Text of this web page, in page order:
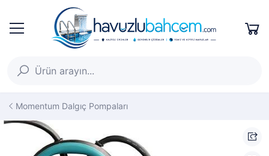
Momentum Dalgıç Pompaları